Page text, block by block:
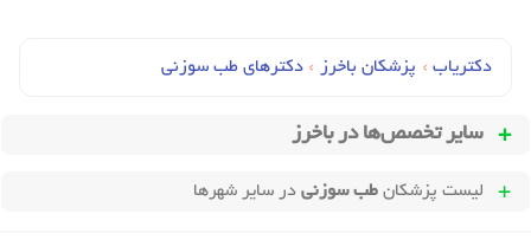
دکتریاب › پزشکان باخرز › دکترهای طب سوزني
سایر تخصص‌ها درباخرز
لیست پزشکان طب سوزنی در سایر شهرها